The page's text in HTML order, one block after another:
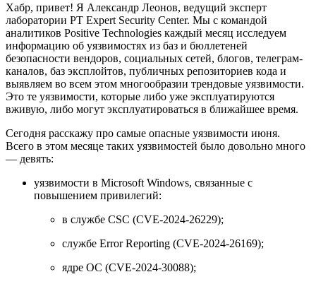
Хабр, привет! Я Александр Леонов, ведущий эксперт
лаборатории PT Expert Security Center. Мы с коман­­дой
аналитиков Positive Technologies каждый месяц исследуем
информацию об уязвимостях из баз и бюллетеней
безопасности вендоров, социальных сетей, блогов, телеграм-
каналов, баз эксплойтов, публичных репозиториев кода и
выявляем во всем этом многообразии трендовые уязвимости.
Это те уязвимости, которые либо уже эксплуатируются
вживую, либо могут эксплуатироваться в ближайшее время.
Сегодня расскажу про самые опасные уязвимости июня.
Всего в этом месяце таких уязвимостей было довольно много
— девять:
уязвимости в Microsoft Windows, связанные с
повышением привилегий:
в службе CSC (CVE-2024-26229);
службе Error Reporting (CVE-2024-26169);
ядре ОС (CVE-2024-30088);